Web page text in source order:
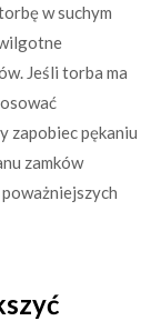
w suchym
Jeśli torba ma
zapobiec pękaniu
zamków